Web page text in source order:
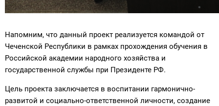
Напомним, что данный проект реализуется командой от
Чеченской Республики в рамках прохождения обучения в
Российской академии народного хозяйства и
государственной службы при Президенте РФ.
Цель проекта заключается в воспитании гармонично-
развитой и социально-ответственной личности, создание